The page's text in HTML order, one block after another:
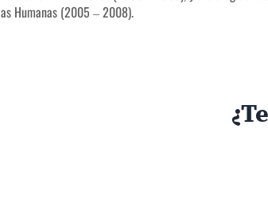
Humanas (2005 – 2008).